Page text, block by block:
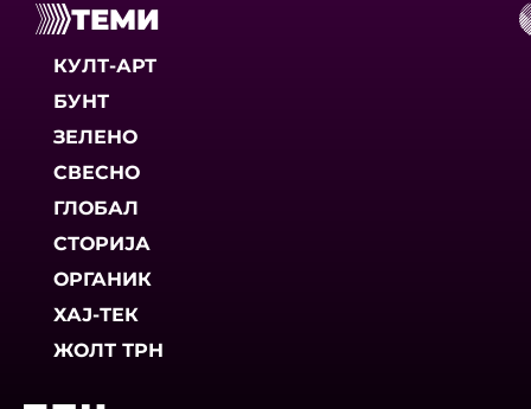
ТЕМИ
КУЛТ-АРТ
БУНТ
ЗЕЛЕНО
СВЕСНО
ГЛОБАЛ
СТОРИЈА
ОРГАНИК
ХАЈ-ТЕК
ЖОЛТ ТРН